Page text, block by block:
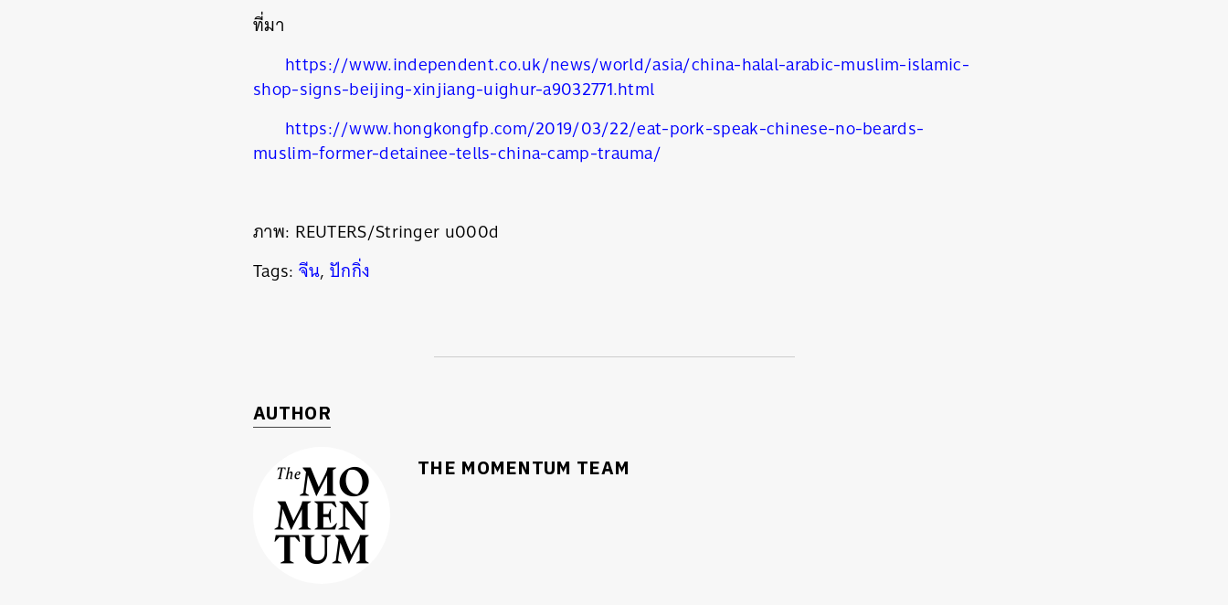
ที่มา
https://www.independent.co.uk/news/world/asia/china-halal-arabic-muslim-islamic-
shop-signs-beijing-xinjiang-uighur-a9032771.html
https://www.hongkongfp.com/2019/03/22/eat-pork-speak-chinese-no-beards-
muslim-former-detainee-tells-china-camp-trauma/
ภาพ: REUTERS/Stringer u000d
Tags: จีน,ปักกิ่ง
AUTHOR
THE MOMENTUM TEAM